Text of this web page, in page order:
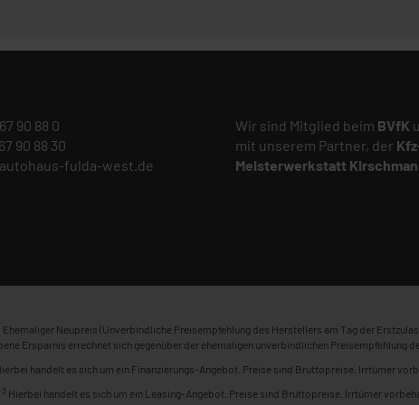
90 88 0
90 88 30
fulda-west.de
Wir sind Mitglied beim BVfK
mit unserem Partner, der
Meisterwerkstatt
Ehemaliger Neupreis (Unverbindliche Preisempfehlung des Herstellers am Tag der
Ersparnis errechnet sich gegenüber der ehemaligen unverbindlichen Preisempfehlung
handelt es sich um ein Finanzierungs-Angebot. Preise sind Bruttopreise. Irrtümer
3 Hierbei handelt es sich um ein Leasing-Angebot. Preise sind Bruttopreise. Irrtümer